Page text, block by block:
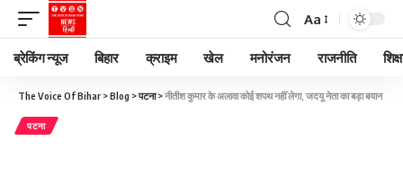
Aa
ब्रेकिंग न्यूज बिहार क्राइम खेल मनोरंजन राजनीति
The Voice Of Bihar >Blog >पटना>नीतीश कुमार के अलावा कोई शपथ नहीं लेगा, जदयू नेता का बड़ा बयान
पटना